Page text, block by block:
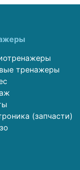
тренажеры
(запчасти)